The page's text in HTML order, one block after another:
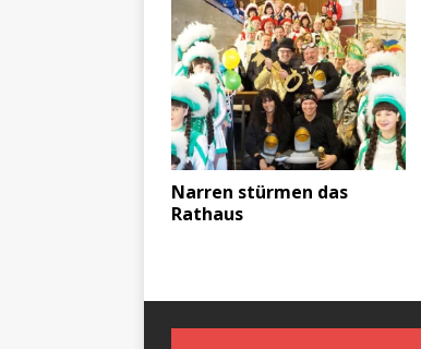
Narren stürmen das
Rathaus